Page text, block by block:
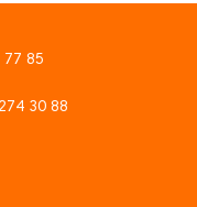
77 85
30 88